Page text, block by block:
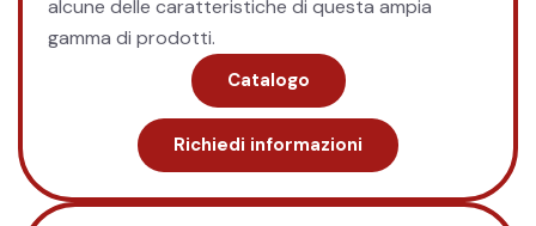
alcune delle caratteristiche di questa ampia
gamma di prodotti.
Catalogo
Richiedi informazioni